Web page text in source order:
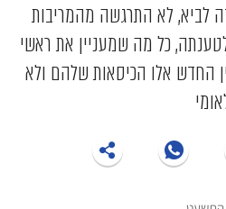
לביא, לא התרגשה מהמריבות
כל מה שמעניין את ראשי
החדש אלו הכיסאות שלהם ולא